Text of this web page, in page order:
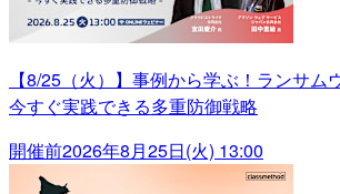
【8/25（火）】事例から学ぶ！ランサム
今すぐ実践できる多重防御戦略
開催前2026年8月25日(火) 13:00